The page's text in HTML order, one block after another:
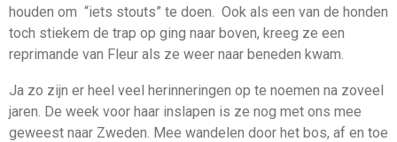
houden om “iets stouts” te doen. Ook als een van de honden
toch stiekem de trap op ging naar boven, kreeg ze een
reprimande van Fleur als ze weer naar beneden kwam.
Ja zo zijn er heel veel herinneringen op te noemen na zoveel
jaren. De week voor haar inslapen is ze nog met ons mee
geweest naar Zweden. Mee wandelen door het bos, af en toe